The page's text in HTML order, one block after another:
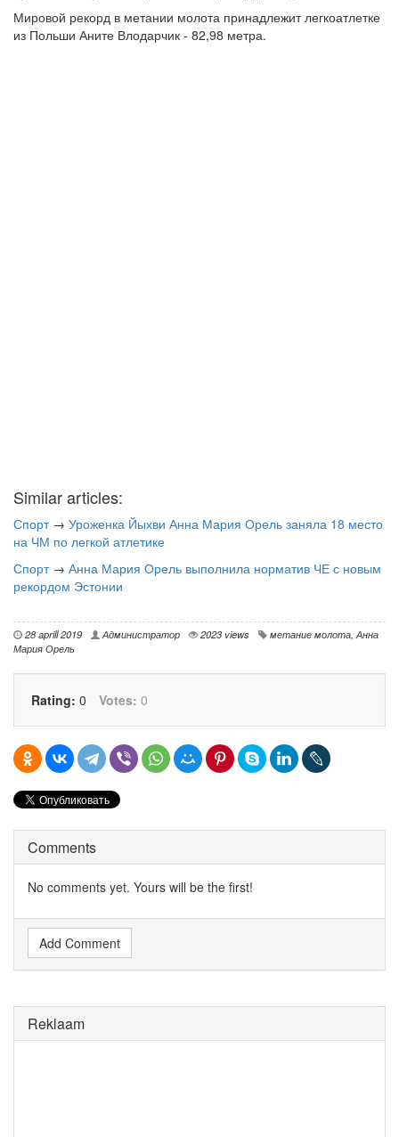
Мировой рекорд в метании молота принадлежит легкоатлетке
из Польши Аните Влодарчик - 82,98 метра.
Similar articles:
Спорт→ Уроженка Йыхви Анна Мария Орель заняла 18 место
на ЧМ по легкой атлетике
Спорт→ Анна Мария Орель выполнила норматив ЧЕ с новым
рекордом Эстонии
28 aprill 2019 Администратор 2023 views метание молота, Анна
Мария Орель
Rating: 0 Votes: 0
Comments
No comments yet. Yours will be the first!
Add Comment
Reklaam